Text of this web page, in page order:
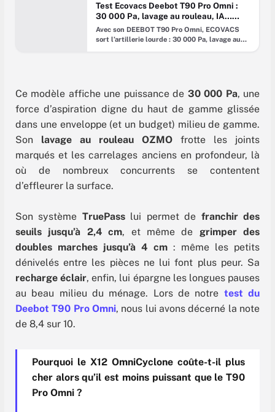
Test Ecovacs Deebot T90 Pro Omni :
30 000 Pa, lavage au rouleau, IA…
mais que vaut-il vraiment ?
Avec son DEEBOT T90 Pro Omni, ECOVACS
sort l’artillerie lourde : 30 000 Pa, lavage au
CES 2025, ECOVACS a clairement accéléré la
cadence sur le
Ce modèle affiche une puissance de 30 000 Pa, une
force d’aspiration digne du haut de gamme glissée
dans une enveloppe (et un budget) milieu de gamme.
Son lavage au rouleau OZMO frotte les joints
marqués et les carrelages anciens en profondeur, là
où de nombreux concurrents se contentent
d’effleurer la surface.
Son système TruePasslui permet de franchir des
seuils jusqu’à 2,4 cm, et même de grimper des
doubles marches jusqu’à 4 cm: même les petits
dénivelés entre les pièces ne lui font plus peur. Sa
recharge éclair, enfin, lui épargne les longues pauses
au beau milieu du ménage. Lors de notre test du
Deebot T90 Pro Omni, nous lui avons décerné la note
de 8,4 sur 10.
Pourquoi le X12 OmniCyclone coûte-t-il plus
cher alors qu’il est moins puissant que le T90
Pro Omni ?